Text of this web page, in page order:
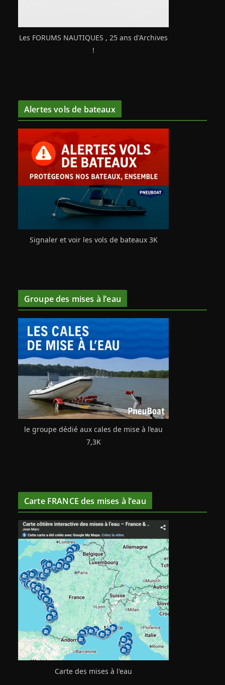
Les FORUMS NAUTIQUES , 25 ans d'Archives
!
Alertes vols de bateaux
Signaler et voir les vols de bateaux 3K
Groupe des mises à l’eau
le groupe dédié aux cales de mise à l’eau
7,3K
Carte FRANCE des mises à l’eau
Carte des mises à l'eau